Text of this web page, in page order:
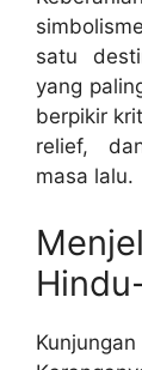
satu
yang
berpikir
relief,
masa lalu.